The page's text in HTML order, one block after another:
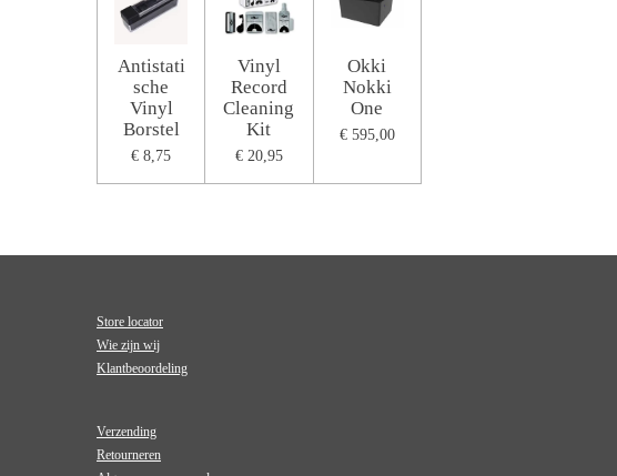
Antistati
sche
Vinyl
Borstel
€ 8,75
Vinyl
Record
Cleaning
Kit
€ 20,95
Okki
Nokki
One
€ 595,00
Store locator
Wie zijn wij
Klantbeoordeling
Verzending
Retourneren